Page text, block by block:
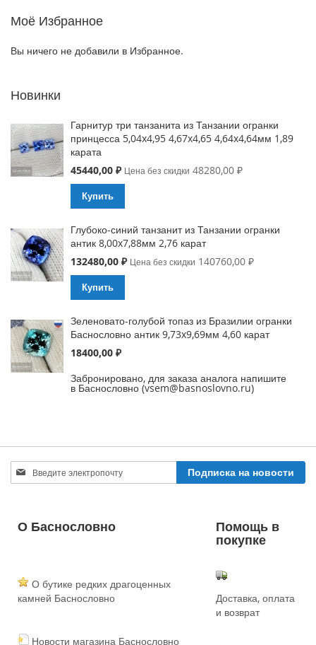
Моё Избранное
Вы ничего не добавили в Избранное.
Новинки
Гарнитур три танзанита из Танзании огранки
принцесса 5,04x4,95 4,67x4,65 4,64x4,64мм 1,89
карата
Special
45440,00 ₽ Цена без скидки 48280,00 ₽
Купить
Глубоко-синий танзанит из Танзании огранки
антик 8,00x7,88мм 2,76 карат
Special
132480,00 ₽ Цена без скидки 140760,00 ₽
Купить
Зеленовато-голубой топаз из Бразилии огранки
Баснословно антик 9,73x9,69мм 4,60 карат
18400,00 ₽
Забронировано, для заказа аналога напишите
в Баснословно (vsem@basnoslovno.ru)
Sign
Up
Newsletter:
Подписка на новости
О Баснословно Помощь в
покупке
О бутике редких драгоценных
камней Баснословно
Новости магазина Баснословно
Доставка, оплата
и возврат